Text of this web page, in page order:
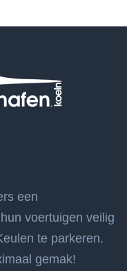
een
voertuigen veilig
te parkeren.
gemak!